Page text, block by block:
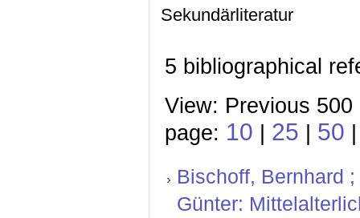
Sekundärliteratur
5 bibliographical
View: Previous
page: 10 | 25 | 50
Bischoff, Bernhard
Günter: